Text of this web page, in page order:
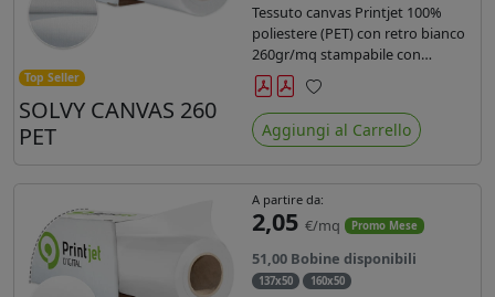
Top Seller
SOLVY CANVAS 260
PET
Tessuto canvas Printjet 100%
poliestere (PET) con retro bianco
260gr/mq stampabile con
inchiostri solvente, ecosolvente,
uv e latex.
Preferiti
Aggiungi al Carrello
A partire da:
2,05 €/mq Promo Mese
51,00 Bobine disponibili
137x50 160x50